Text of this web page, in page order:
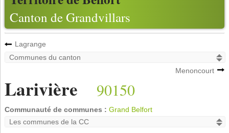
Canton de Grandvillars
Lagrange
Menoncourt
Larivière 90150
Communauté de communes : Grand Belfort